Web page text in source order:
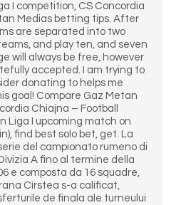
I competition, CS Concordia
Medias betting tips. After
are separated into two
and play ten, and seven
will always be free, however
accepted. I am trying to
donating to helps me
goal! Compare Gaz Metan
Chiajna – Football
Liga I upcoming match on
find best solo bet, get. La
del campionato rumeno di
A fino al termine della
e composta da 16 squadre,
Cirstea s-a calificat,
de finala ale turneului